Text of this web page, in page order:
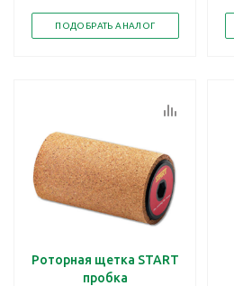
ПОДОБРАТЬ АНАЛОГ
Роторная щетка START
пробка